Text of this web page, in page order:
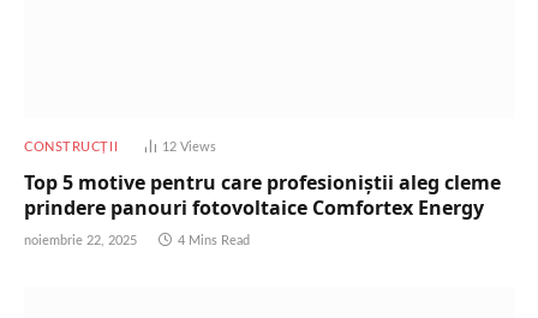
CONSTRUCȚII 12Views
Top 5 motive pentru care profesioniștii aleg cleme
prindere panouri fotovoltaice Comfortex Energy
noiembrie 22, 2025 4 Mins Read